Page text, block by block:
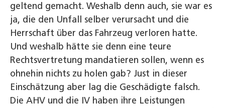
geltend gemacht. Weshalb denn auch, sie war es
ja, die den Unfall selber verursacht und die
Herrschaft über das Fahrzeug verloren hatte.
Und weshalb hätte sie denn eine teure
Rechtsvertretung mandatieren sollen, wenn es
ohnehin nichts zu holen gab? Just in dieser
Einschätzung aber lag die Geschädigte falsch.
Die AHV und die IV haben ihre Leistungen